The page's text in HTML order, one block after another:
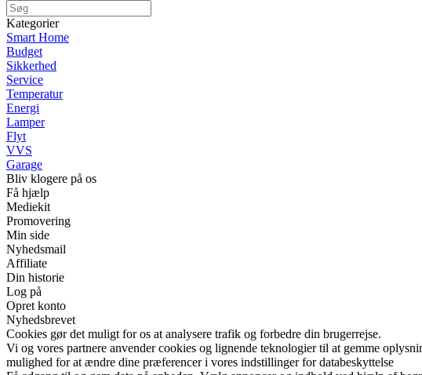
Kategorier
Smart Home
Budget
Sikkerhed
Service
Temperatur
Energi
Lamper
Flyt
VVS
Garage
Bliv klogere på os
Få hjælp
Mediekit
Promovering
Min side
Nyhedsmail
Affiliate
Din historie
Log på
Opret konto
Nyhedsbrevet
Cookies gør det muligt for os at analysere trafik og forbedre din brugerrejse.
Vi og vores partnere anvender cookies og lignende teknologier til at gemme
mulighed for at ændre dine præferencer i vores indstillinger for databeskyttelse